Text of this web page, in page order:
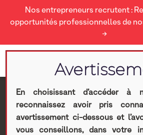
Nos entrepreneurs recrutent :
opportunités professionnelles de
→
Grégoire
En choisissant d’accéder à
reconnaissez avoir pris
avertissement ci-dessous et
vous conseillons, dans votre